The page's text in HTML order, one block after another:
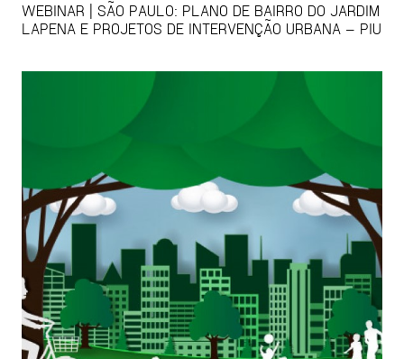
WEBINAR | SÃO PAULO: PLANO DE BAIRRO DO JARDIM
LAPENA E PROJETOS DE INTERVENÇÃO URBANA – PIU